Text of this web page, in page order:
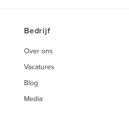
Bedrijf
Over ons
Vacatures
Blog
Media